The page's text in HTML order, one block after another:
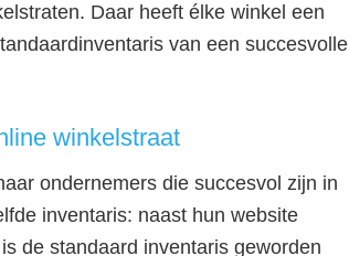
Daar heeft élke winkel een
van een succesvolle
winkelstraat
ondernemers die succesvol zijn in
inventaris: naast hun website
de standaard inventaris geworden